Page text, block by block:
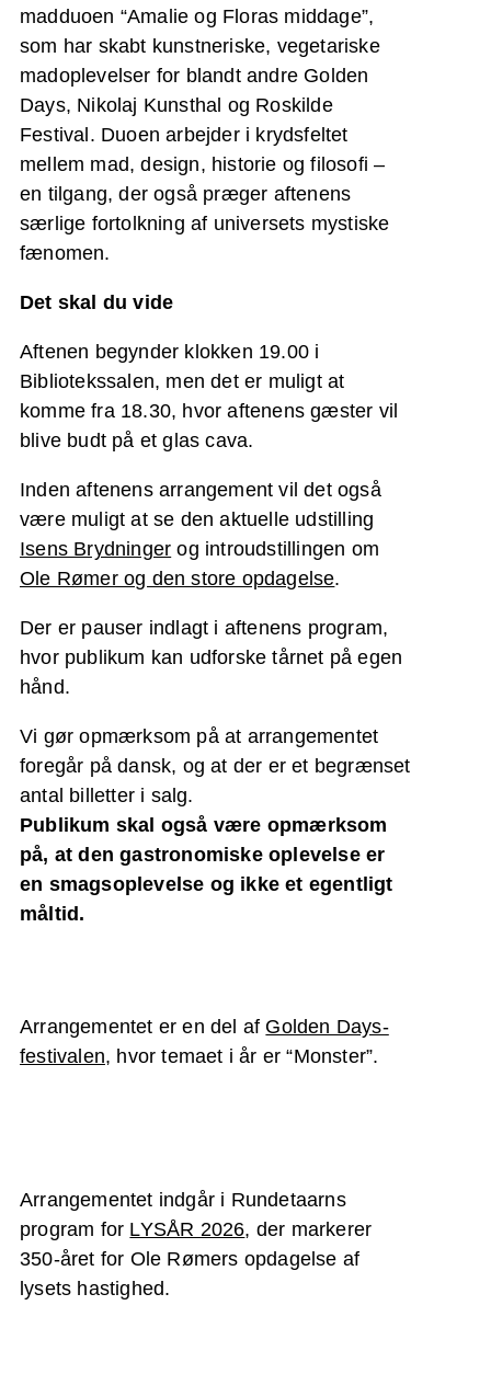
madduoen “Amalie og Floras middage”,
som har skabt kunstneriske, vegetariske
madoplevelser for blandt andre Golden
Days, Nikolaj Kunsthal og Roskilde
Festival. Duoen arbejder i krydsfeltet
mellem mad, design, historie og filosofi –
en tilgang, der også præger aftenens
særlige fortolkning af universets mystiske
fænomen.
Det skal du vide
Aftenen begynder klokken 19.00 i
Bibliotekssalen, men det er muligt at
komme fra 18.30, hvor aftenens gæster vil
blive budt på et glas cava.
Inden aftenens arrangement vil det også
være muligt at se den aktuelle udstilling
Isens Brydninger og introudstillingen om
Ole Rømer og den store opdagelse.
Der er pauser indlagt i aftenens program,
hvor publikum kan udforske tårnet på egen
hånd.
Vi gør opmærksom på at arrangementet
foregår på dansk, og at der er et begrænset
antal billetter i salg.
Publikum skal også være opmærksom
på, at den gastronomiske oplevelse er
en smagsoplevelse og ikke et egentligt
måltid.
Arrangementet er en del af Golden Days-
festivalen, hvor temaet i år er “Monster”.
Arrangementet indgår i Rundetaarns
program for LYSÅR 2026, der markerer
350-året for Ole Rømers opdagelse af
lysets hastighed.